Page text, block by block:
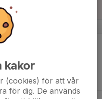
kakor
(cookies) för att vår
för dig. De används